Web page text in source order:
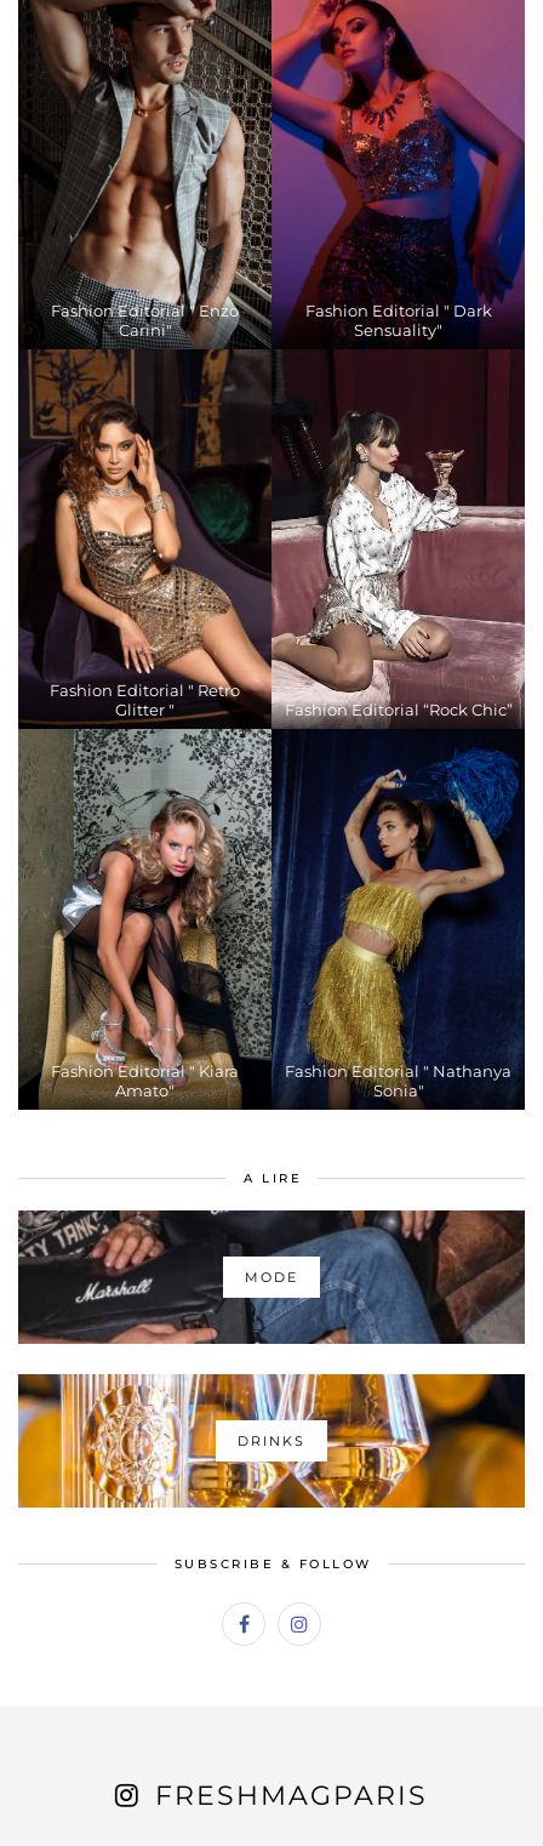
Fashion Editorial " Enzo
Carini"
Fashion Editorial " Dark
Sensuality"
Fashion Editorial " Retro
Glitter "
Fashion Editorial “Rock Chic”
Fashion Editorial " Kiara
Amato"
Fashion Editorial " Nathanya
Sonia"
A LIRE
MODE
DRINKS
SUBSCRIBE & FOLLOW
FRESHMAGPARIS